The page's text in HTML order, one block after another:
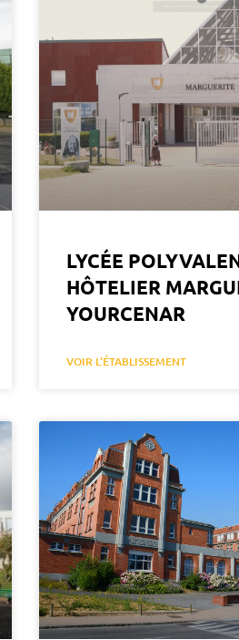
LYCÉE
HÔTELIER
YOURCENAR
VOIR L'ÉTABLISSEMENT